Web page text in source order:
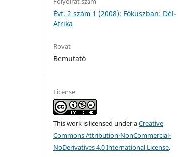
Évf. 2 szám 1 (2008): Fókuszban: Dél-
Afrika
Rovat
Bemutató
License
This work is licensed under aCreative
Commons Attribution-NonCommercial-
NoDerivatives 4.0 International License.